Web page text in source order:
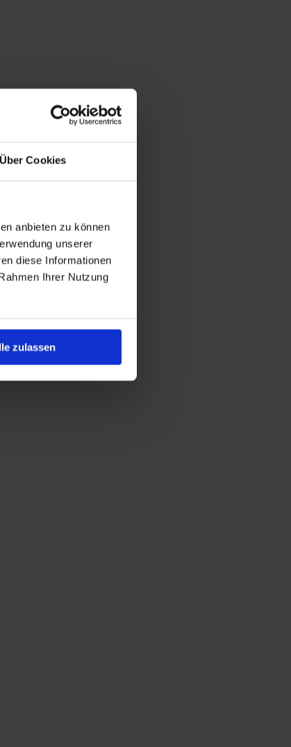
Über Cookies
anbieten zu können
unserer
diese Informationen
Ihrer Nutzung
zulassen